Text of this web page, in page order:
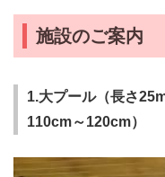
施設のご案内
1.大プール（長さ
110cm～120cm）